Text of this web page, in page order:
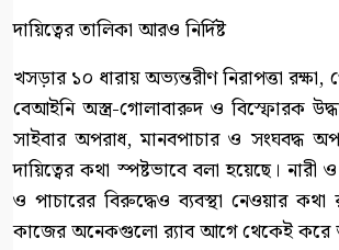
দায়িত্বের তালিকা আরও নির্দিষ্ট
খসড়ার ১০ ধারায় অভ্যন্তরীণ নিরাপত্তা রক্ষা,
বেআইনি অস্ত্র-গোলাবারুদ ও বিস্ফোরক
সাইবার অপরাধ, মানবপাচার ও সংঘবদ্ধ
দায়িত্বের কথা স্পষ্টভাবে বলা হয়েছে। নারী
ও পাচারের বিরুদ্ধেও ব্যবস্থা নেওয়ার
কাজের অনেকগুলো র‍্যাব আগে থেকেই করে